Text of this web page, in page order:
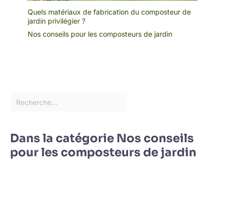
Quels matériaux de fabrication du composteur de
jardin privilégier ?
Nos conseils pour les composteurs de jardin
Dans la catégorie Nos conseils
pour les composteurs de jardin